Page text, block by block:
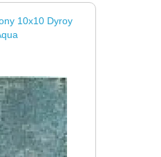
10x10 Dyroy